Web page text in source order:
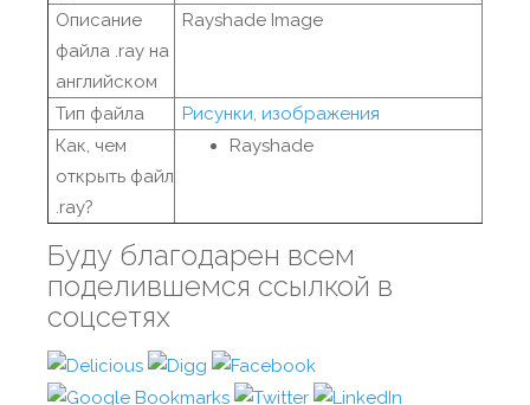
Описание
файла .ray на
английском
Rayshade Image
Тип файла
Рисунки, изображения
Как, чем
открыть файл
.ray?
Rayshade
Буду благодарен всем
поделившемся ссылкой в
соцсетях